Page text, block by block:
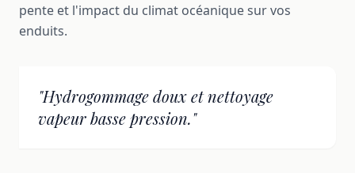
pente et l'impact du climat océanique sur vos
enduits.
"Hydrogommage doux et nettoyage
vapeur basse pression."